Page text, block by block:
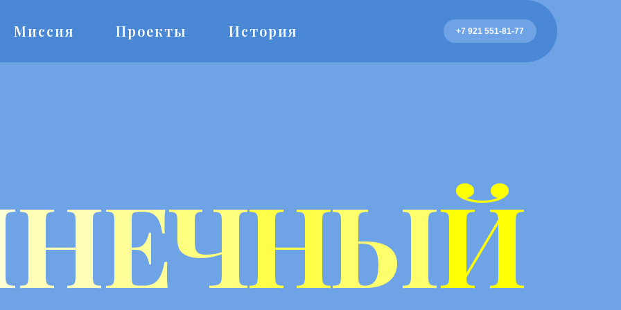
Миссия Проекты История +7 921 551-81-77
НЕЧНЫЙ